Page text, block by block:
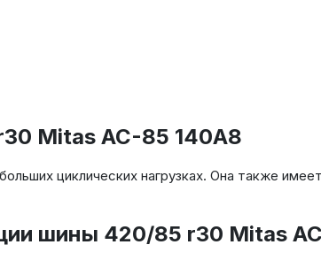
Mitas AC-85 140A8
циклических нагрузках. Она также
шины 420/85 r30 Mitas